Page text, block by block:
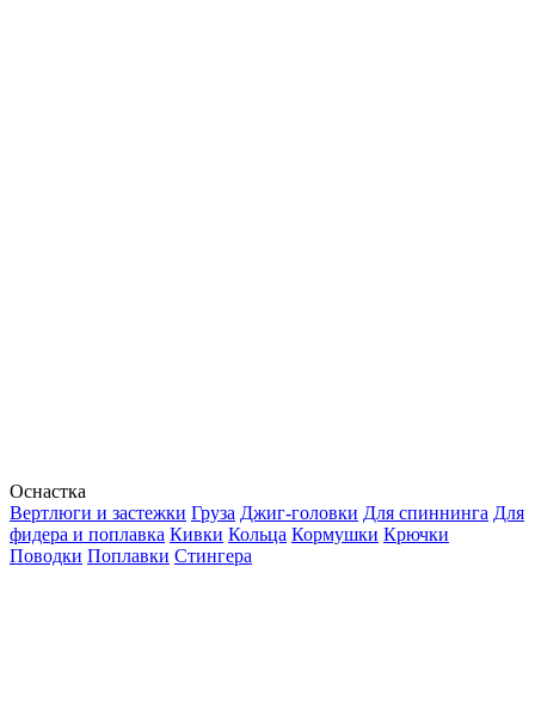
Оснастка
Вертлюги и застежки Груза Джиг-головки Для спиннинга Для
фидера и поплавка Кивки Кольца Кормушки Крючки
Поводки Поплавки Стингера